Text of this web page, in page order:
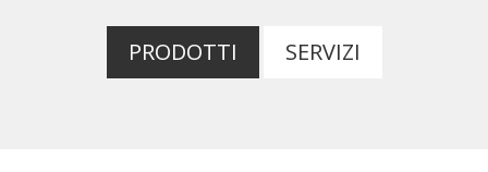
PRODOTTI SERVIZI